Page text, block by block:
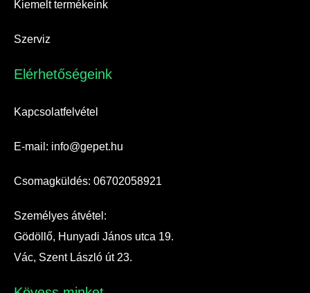
Kiemelt termékeink
Szerviz
Elérhetőségeink​
Kapcsolatfelvétel
E-mail: info@gepet.hu
Csomagküldés: 06702058921
Személyes átvétel:
Gödöllő, Hunyadi János utca 19.
Vác, Szent László út 23.